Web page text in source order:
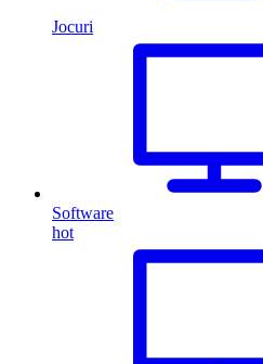
Jocuri
Software
hot